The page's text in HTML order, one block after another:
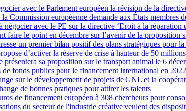
avec le Parlement européen la révision de la
la Commission européenne demande aux États
négocier avec le PE sur la directive ‘Droit à la réparation
faire le point en décembre sur l’avenir de la proposition
un premier bilan positif des plans stratégiques pour
d’activer la réserve de crise à hauteur de 50
présentera sa proposition sur le transport animal le 6
fonds publics pour le financement international en 2022
sur le développement de projets de GNL et la
de bonnes pratiques pour attirer les talents
de financement européen à 308 chercheurs pour
du secteur de l'industrie créative veulent des